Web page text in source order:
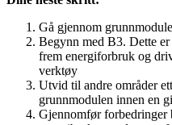
Gå gjennom
Begynn med B3. Dette
frem energiforbruk og
verktøy
Utvid til andre områder
grunnmodulen innen en
Gjennomfør forbedringer